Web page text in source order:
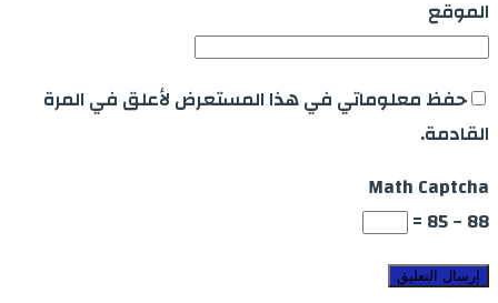
الموقع
حفظ معلوماتي في هذا المستعرض لأعلق في المرة
القادمة.
Math Captcha
88 − 85 =